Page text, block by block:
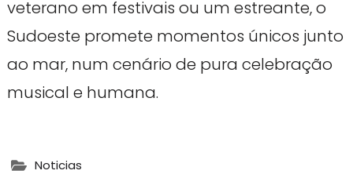
veterano em festivais ou um estreante, o
Sudoeste promete momentos únicos junto
ao mar, num cenário de pura celebração
musical e humana.
Noticias